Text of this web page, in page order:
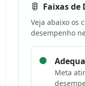
Faixas de
Veja abaixo os
desempenho
Meta